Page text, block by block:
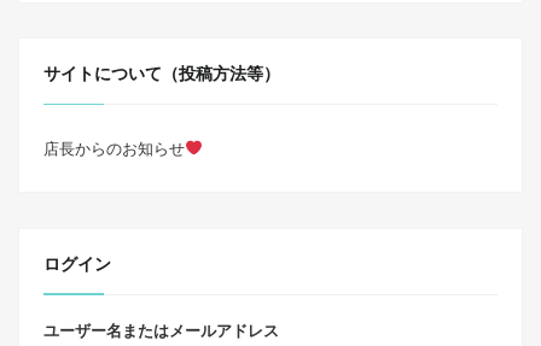
サイトについて（投稿方法等）
店長からのお知らせ
ログイン
ユーザー名またはメールアドレス